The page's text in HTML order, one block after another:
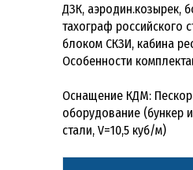
ДЗК, аэродин.козырек,
тахограф российского
блоком СКЗИ, кабина
Особенности
Оснащение КДМ:
оборудование (бункер
стали, V=10,5 куб/м)